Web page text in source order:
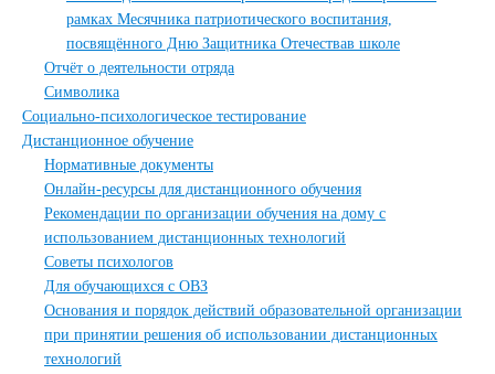
рамках Месячника патриотического воспитания,
посвящённого Дню Защитника Отечествав школе
Отчёт о деятельности отряда
Символика
Социально-психологическое тестирование
Дистанционное обучение
Нормативные документы
Онлайн-ресурсы для дистанционного обучения
Рекомендации по организации обучения на дому с
использованием дистанционных технологий
Советы психологов
Для обучающихся с ОВЗ
Основания и порядок действий образовательной организации
при принятии решения об использовании дистанционных
технологий